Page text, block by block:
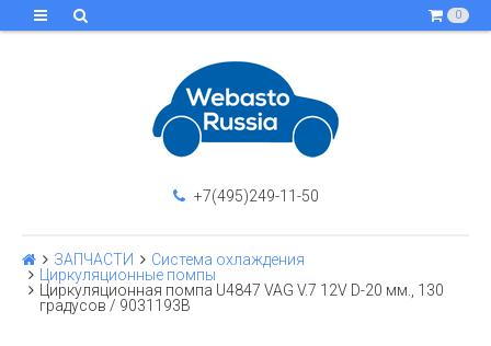
0
+7(495)249-11-50
ЗАПЧАСТИ
Система охлаждения
Циркуляционные помпы
Циркуляционная помпа U4847 VAG V.7 12V D-20 мм., 130
градусов / 9031193B